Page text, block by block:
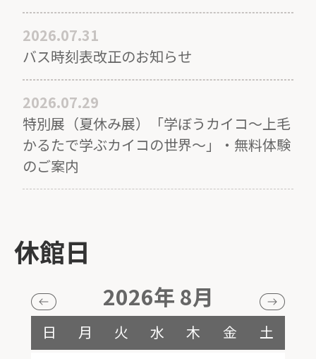
2026.07.31
バス時刻表改正のお知らせ
2026.07.29
特別展（夏休み展）「学ぼうカイコ～上毛
かるたで学ぶカイコの世界～」・無料体験
のご案内
休館日
2026年 8月
日 月 火 水 木 金
土